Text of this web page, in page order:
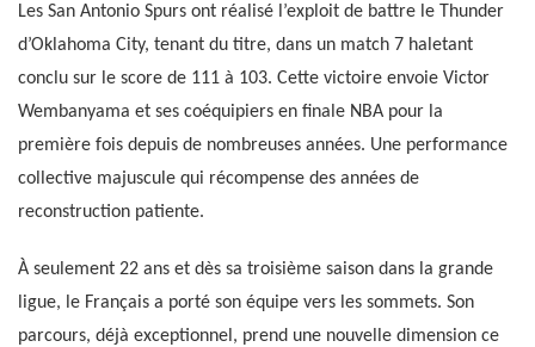
Les San Antonio Spurs ont réalisé l’exploit de battre le Thunder
d’Oklahoma City, tenant du titre, dans un match 7 haletant
conclu sur le score de 111 à 103. Cette victoire envoie Victor
Wembanyama et ses coéquipiers en finale NBA pour la
première fois depuis de nombreuses années. Une performance
collective majuscule qui récompense des années de
reconstruction patiente.
À seulement 22 ans et dès sa troisième saison dans la grande
ligue, le Français a porté son équipe vers les sommets. Son
parcours, déjà exceptionnel, prend une nouvelle dimension ce